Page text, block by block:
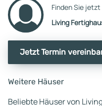
Finden Sie
Living
Jetzt Termin
Weitere Häuser
Beliebte Häuser von